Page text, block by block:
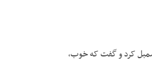
کرد و گفت که خوب،